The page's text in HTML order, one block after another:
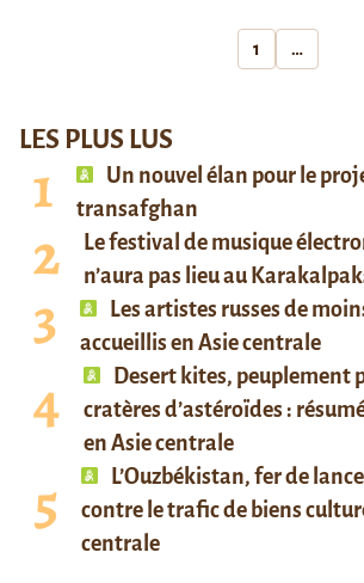
1 …
LES PLUS LUS
Un nouvel élan pour le
transafghan
Le festival de musique
n’aura pas lieu au
Les artistes russes de
accueillis en Asie centrale
Desert kites, peuplement
cratères d’astéroïdes :
en Asie centrale
L’Ouzbékistan, fer de
contre le trafic de biens
centrale